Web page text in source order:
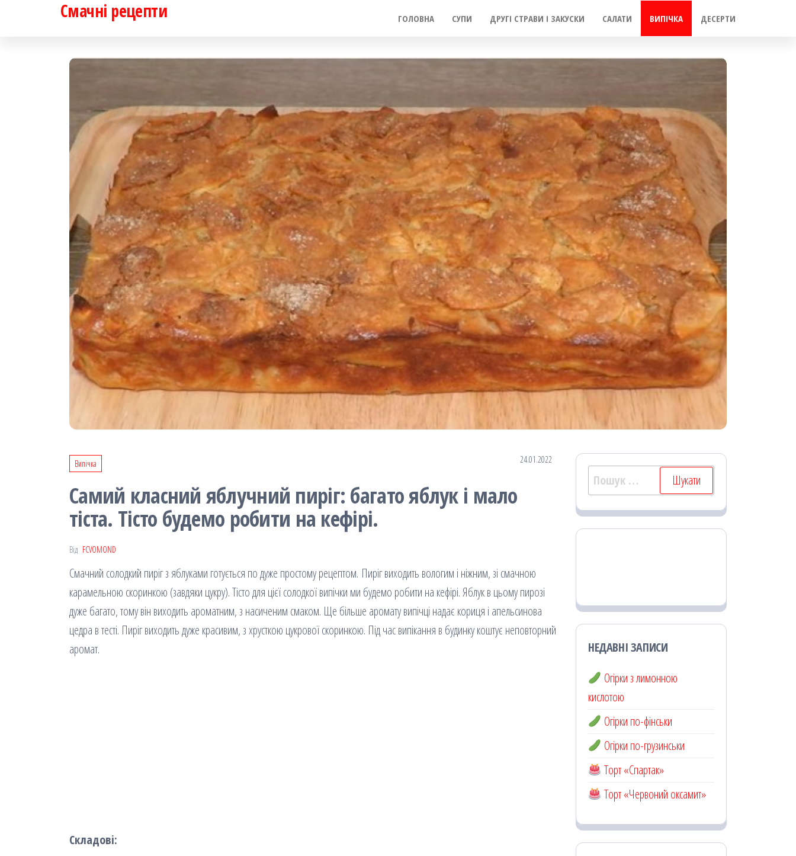
Смачні рецепти ГОЛОВНА СУПИ ДРУГІ СТРАВИ І ЗАКУСКИ САЛАТИ ВИПІЧКА ДЕСЕРТИ
Випічка 24.01.2022
Самий класний яблучний пиріг: багато яблук і мало
тіста. Тісто будемо робити на кефірі.
Від FCVOMOND
Смачний солодкий пиріг з яблуками готується по дуже простому рецептом. Пиріг виходить вологим і ніжним, зі смачною
карамельною скоринкою (завдяки цукру). Тісто для цієї солодкої випічки ми будемо робити на кефірі. Яблук в цьому пирозі
дуже багато, тому він виходить ароматним, з насиченим смаком. Ще більше аромату випічці надає кориця і апельсинова
цедра в тесті. Пиріг виходить дуже красивим, з хрусткою цукрової скоринкою. Під час випікання в будинку коштує неповторний
аромат.
Складові:
Пошук:
НЕДАВНІ ЗАПИСИ
Огірки з лимонною
кислотою
Огірки по-фінськи
Огірки по-грузинськи
Торт «Спартак»
Торт «Червоний оксамит»